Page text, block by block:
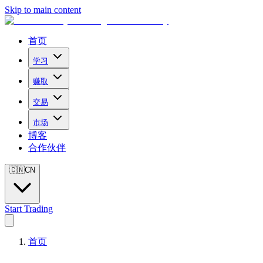
Skip to main content
首页
学习
赚取
交易
市场
博客
合作伙伴
🇨🇳CN
Start Trading
首页